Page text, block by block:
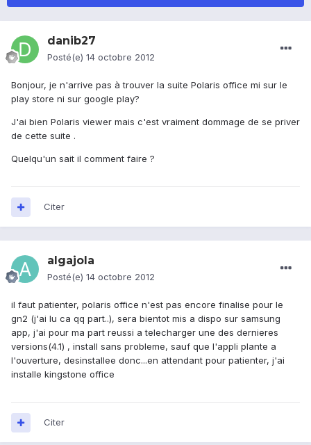
danib27
Posté(e) 14 octobre 2012
Bonjour, je n'arrive pas à trouver la suite Polaris office mi sur le
play store ni sur google play?
J'ai bien Polaris viewer mais c'est vraiment dommage de se priver
de cette suite .
Quelqu'un sait il comment faire ?
Citer
algajola
Posté(e) 14 octobre 2012
il faut patienter, polaris office n'est pas encore finalise pour le
gn2 (j'ai lu ca qq part..), sera bientot mis a dispo sur samsung
app, j'ai pour ma part reussi a telecharger une des dernieres
versions(4.1) , install sans probleme, sauf que l'appli plante a
l'ouverture, desinstallee donc...en attendant pour patienter, j'ai
installe kingstone office
Citer